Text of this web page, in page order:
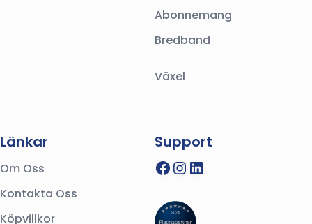
Abonnemang
Bredband
Växel
Länkar
Om Oss
Kontakta Oss
Köpvillkor
Support
Facebook
Instagram
LinkedIn